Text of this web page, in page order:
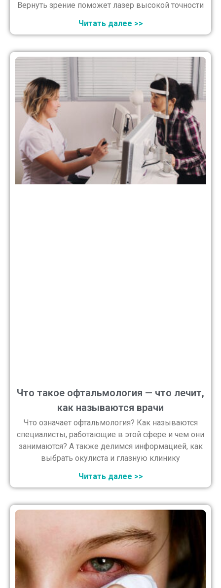
Вернуть зрение поможет лазер высокой точности
Читать далее >>
Что такое офтальмология — что лечит,
как называются врачи
Что означает офтальмология? Как называются
специалисты, работающие в этой сфере и чем они
занимаются? А также делимся информацией, как
выбрать окулиста и глазную клинику
Читать далее >>